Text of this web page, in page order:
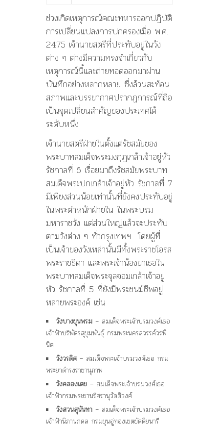
ช่วงเกิดเหตุการณ์คณะทหารออกปฏิบัติ
การเปลี่ยนแปลงการปกครองเมื่อ พ.ศ.
2475 เจ้านายสตรีที่ประทับอยู่ในวัง
ต่าง ๆ ต่างมีความทรงจำเกี่ยวกับ
เหตุการณ์นี้และถ่ายทอดออกมาผ่าน
บันทึกอย่างหลากหลาย ซึ่งล้วนสะท้อน
สภาพและบรรยากาศปรากฏการณ์ที่ถือ
เป็นจุดเปลี่ยนสำคัญของประเทศได้
ระดับหนึ่ง
เจ้านายสตรีฝ่ายในตั้งแต่รัชสมัยของ
พระบาทสมเด็จพระมงกุฎเกล้าเจ้าอยู่หัว
รัชกาลที่ 6 เรื่อยมาถึงรัชสมัยพระบาท
สมเด็จพระปกเกล้าเจ้าอยู่หัว รัชกาลที่ 7
มีเพียงส่วนน้อยเท่านั้นที่ยังคงประทับอยู่
ในพระตำหนักฝ่ายใน ในพระบรม
มหาราชวัง แต่ส่วนใหญ่แล้วจะประทับ
ตามวังต่าง ๆ ทั่วกรุงเทพฯ โดยผู้ที่
เป็นเจ้าของวังเหล่านั้นมีทั้งพระราชโอรส
พระราชธิดา และพระเจ้าน้องยาเธอใน
พระบาทสมเด็จพระจุลจอมเกล้าเจ้าอยู่
หัว รัชกาลที่ 5 ที่ยังมีพระชนม์ชีพอยู่
หลายพระองค์ เช่น
วังบางขุนพรม – สมเด็จพระเจ้าบรมวงศ์เธอ
เจ้าฟ้าบริพัตรสุขุมพันธุ์ กรมพระนครสวรรค์วรพิ
นิต
วังวรดิศ – สมเด็จพระเจ้าบรมวงศ์เธอ กรม
พระยาดำรงราชานุภาพ
วังคลองเตย – สมเด็จพระเจ้าบรมวงศ์เธอ
เจ้าฟ้ากรมพระยานริศรานุวัดติวงศ์
วังสวนสุนันทา – สมเด็จพระเจ้าบรมวงศ์เธอ
เจ้าฟ้านิภานภดล กรมขุนอู่ทองเขตขัตติยนารี